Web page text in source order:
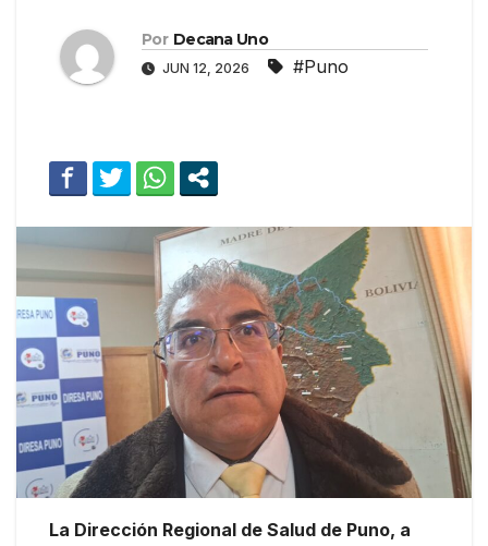
Por Decana Uno
JUN 12, 2026 #Puno
La Dirección Regional de Salud de Puno, a